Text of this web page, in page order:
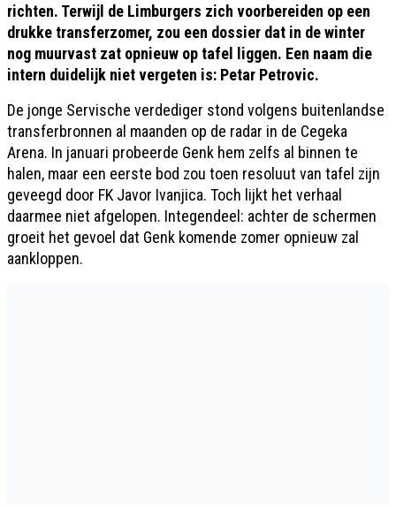
richten. Terwijl de Limburgers zich voorbereiden op een
drukke transferzomer, zou een dossier dat in de winter
nog muurvast zat opnieuw op tafel liggen. Een naam die
intern duidelijk niet vergeten is: Petar Petrovic.
De jonge Servische verdediger stond volgens buitenlandse
transferbronnen al maanden op de radar in de Cegeka
Arena. In januari probeerde Genk hem zelfs al binnen te
halen, maar een eerste bod zou toen resoluut van tafel zijn
geveegd door FK Javor Ivanjica. Toch lijkt het verhaal
daarmee niet afgelopen. Integendeel: achter de schermen
groeit het gevoel dat Genk komende zomer opnieuw zal
aankloppen.